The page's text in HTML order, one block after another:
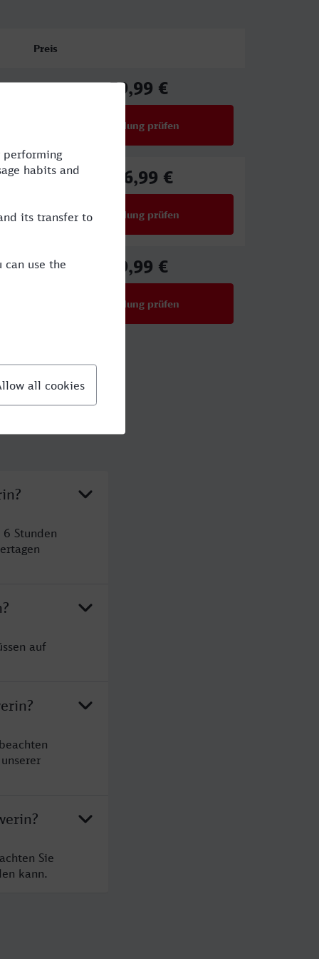
Preis
59,99 €
Verbindung prüfen
116,99 €
Verbindung prüfen
39,99 €
Verbindung prüfen
Stunden
auf
Sie
kann.